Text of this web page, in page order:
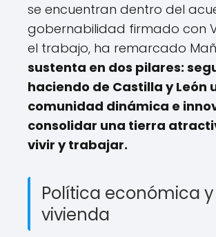
se encuentran dentro del
gobernabilidad firmado con
el trabajo, ha remarcado
sustenta en dos pilares:
haciendo de Castilla y León
comunidad dinámica e
consolidar una tierra
vivir y trabajar.
Política económica y
vivienda